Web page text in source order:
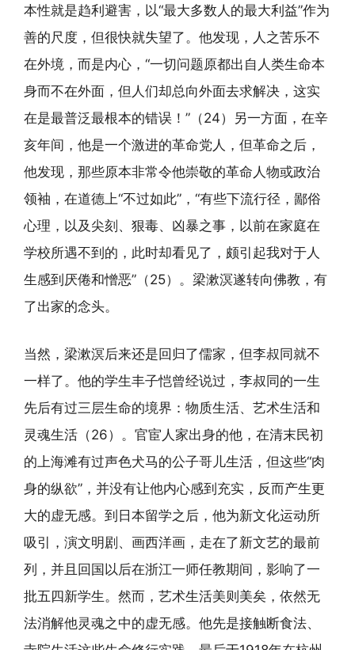
本性就是趋利避害，以“最大多数人的最大利益”作为
善的尺度，但很快就失望了。他发现，人之苦乐不
在外境，而是内心，“一切问题原都出自人类生命本
身而不在外面，但人们却总向外面去求解决，这实
在是最普泛最根本的错误！”（24）另一方面，在辛
亥年间，他是一个激进的革命党人，但革命之后，
他发现，那些原本非常令他崇敬的革命人物或政治
领袖，在道德上“不过如此”，“有些下流行径，鄙俗
心理，以及尖刻、狠毒、凶暴之事，以前在家庭在
学校所遇不到的，此时却看见了，颇引起我对于人
生感到厌倦和憎恶”（25）。梁漱溟遂转向佛教，有
了出家的念头。
当然，梁漱溟后来还是回归了儒家，但李叔同就不
一样了。他的学生丰子恺曾经说过，李叔同的一生
先后有过三层生命的境界：物质生活、艺术生活和
灵魂生活（26）。官宦人家出身的他，在清末民初
的上海滩有过声色犬马的公子哥儿生活，但这些“肉
身的纵欲”，并没有让他内心感到充实，反而产生更
大的虚无感。到日本留学之后，他为新文化运动所
吸引，演文明剧、画西洋画，走在了新文艺的最前
列，并且回国以后在浙江一师任教期间，影响了一
批五四新学生。然而，艺术生活美则美矣，依然无
法消解他灵魂之中的虚无感。他先是接触断食法、